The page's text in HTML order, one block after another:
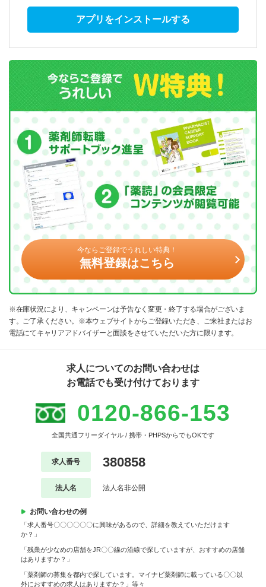
アプリをインストールする
今ならご登録でうれしい特典！
無料登録はこちら
※在庫状況により、キャンペーンは予告なく変更・終了する場合がございま
す。ご了承ください。※本ウェブサイトからご登録いただき、ご来社またはお
電話にてキャリアアドバイザーと面談をさせていただいた方に限ります。
求人についてのお問い合わせは
お電話でも受け付けております
0120-866-153
全国共通フリーダイヤル / 携帯・PHPSからでもOKです
求人番号 380858
法人名 法人名非公開
お問い合わせの例
「求人番号〇〇〇〇〇〇に興味があるので、詳細を教えていただけます
か？」
「残業が少なめの店舗をJR〇〇線の沿線で探していますが、おすすめの店舗
はありますか？」
「薬剤師の募集を都内で探しています。マイナビ薬剤師に載っている〇〇以
外におすすめの求人はありますか？」等々